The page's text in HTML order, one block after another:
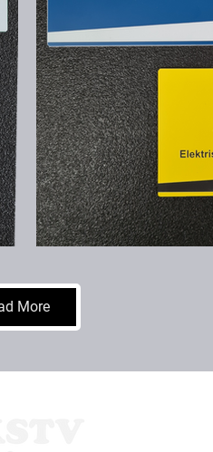
More